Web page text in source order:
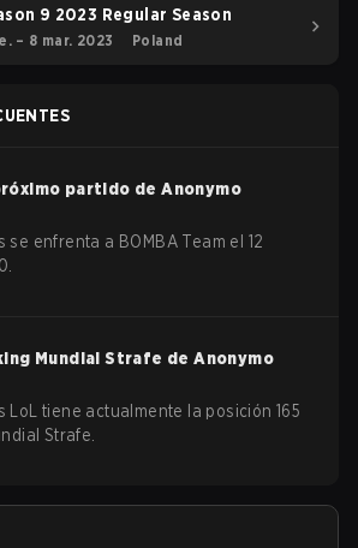
9 2023 Regular Season
– 8 mar. 2023 Poland
partido deAnonymo
se enfrenta a BOMBA Team el 12
Mundial Strafe deAnonymo
LoL tiene actualmente la posición 165
Strafe.